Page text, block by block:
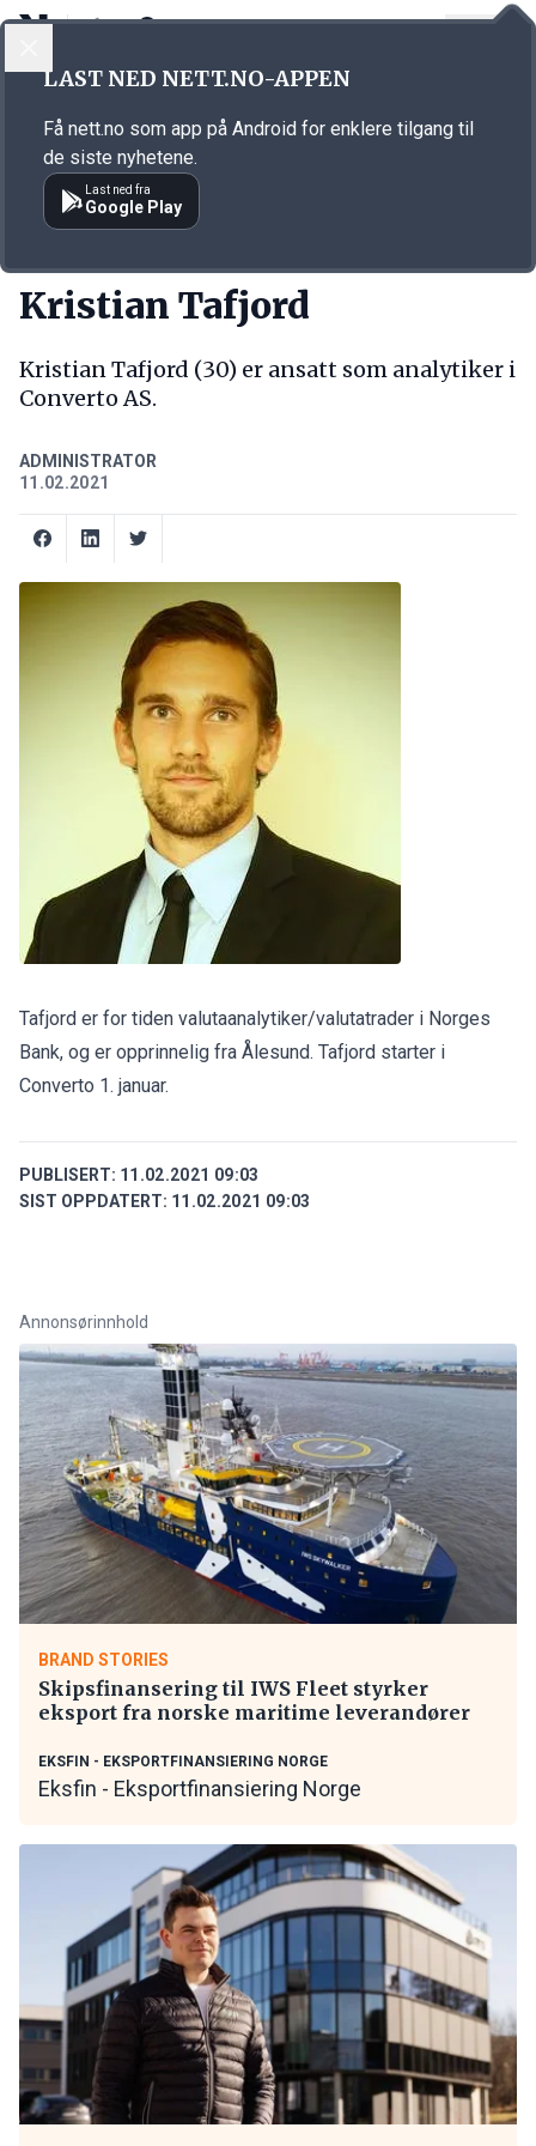
Annonsørinnhold
Kristian Tafjord
Kristian Tafjord (30) er ansatt som analytiker i
Converto AS.
ADMINISTRATOR
11.02.2021
Tafjord er for tiden valutaanalytiker/valutatrader i Norges
Bank, og er opprinnelig fra Ålesund. Tafjord starter i
Converto 1. januar.
PUBLISERT: 11.02.2021 09:03
SIST OPPDATERT: 11.02.2021 09:03
Annonsørinnhold
BRAND STORIES
Skipsfinansering til IWS Fleet styrker
eksport fra norske maritime leverandører
EKSFIN - EKSPORTFINANSIERING NORGE
Eksfin - Eksportfinansiering Norge
LAST NED NETT.NO-APPEN
Få nett.no som app på Android for enklere tilgang til
de siste nyhetene.
Last ned fra
Google Play